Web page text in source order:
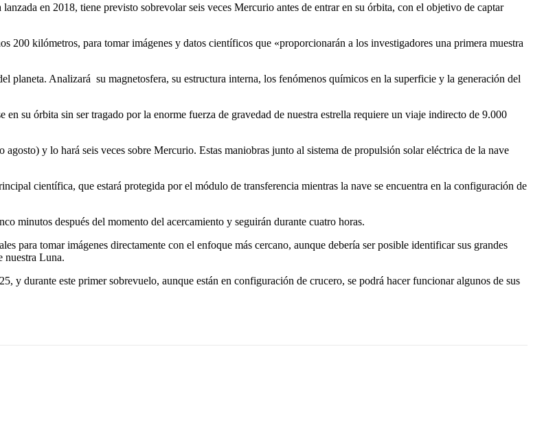
en 2018, tiene previsto sobrevolar seis veces Mercurio antes de entrar en su órbita, con el objetivo de captar
kilómetros, para tomar imágenes y datos científicos que «proporcionarán a los investigadores una primera muestra
planeta. Analizará su magnetosfera, su estructura interna, los fenómenos químicos en la superficie y la generación del
su órbita sin ser tragado por la enorme fuerza de gravedad de nuestra estrella requiere un viaje indirecto de 9.000
y lo hará seis veces sobre Mercurio. Estas maniobras junto al sistema de propulsión solar eléctrica de la nave
científica, que estará protegida por el módulo de transferencia mientras la nave se encuentra en la configuración de
minutos después del momento del acercamiento y seguirán durante cuatro horas.
para tomar imágenes directamente con el enfoque más cercano, aunque debería ser posible identificar sus grandes
nuestra Luna.
y durante este primer sobrevuelo, aunque están en configuración de crucero, se podrá hacer funcionar algunos de sus